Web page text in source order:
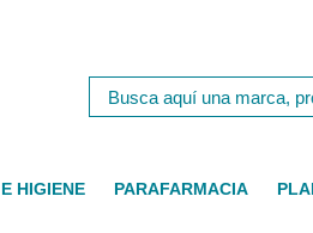
HIGIENE PARAFARMACIA